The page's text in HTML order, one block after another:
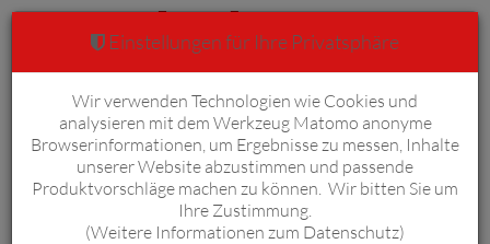
Anmelden Warenkorb 0
Einstellungen für Ihre Privatsphäre
Wir verwenden Technologien wie Cookies und
analysieren mit dem Werkzeug Matomo anonyme
Browserinformationen, um Ergebnisse zu messen, Inhalte
unserer Website abzustimmen und passende
Produktvorschläge machen zu können. Wir bitten Sie um
Ihre Zustimmung.
(Weitere Informationen zum Datenschutz)